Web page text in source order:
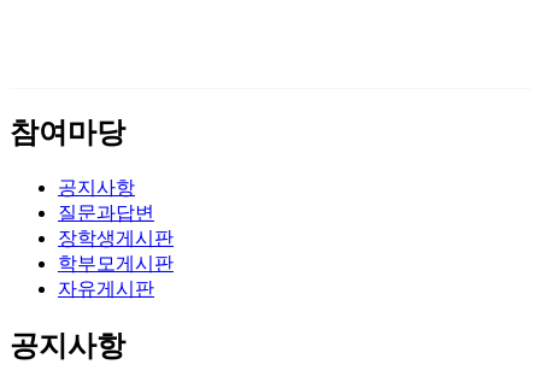
참여마당
공지사항
질문과답변
장학생게시판
학부모게시판
자유게시판
공지사항